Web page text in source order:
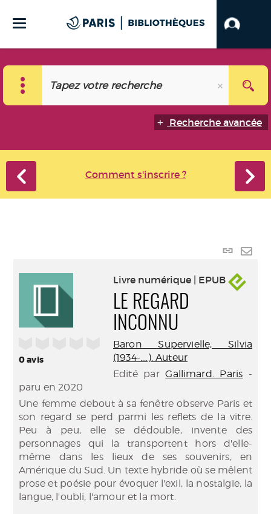
Recherche avancée
Comment s'inscrire ?
Lien
0avis
Livre numérique | EPUB
LE REGARD
INCONNU
Baron Supervielle, Silvia
(1934-....). Auteur
Edité parGallimard. Paris -
paru en 2020
Une femme debout à sa fenêtre observe Paris et
son regard se perd parmi les reflets de la vitre.
Peu à peu, elle se dédouble, invente des
personnages qui la transportent hors d'elle-
même dans les lieux de ses souvenirs, en
Amérique du Sud. Un texte hybride où se mêlent
prose et poésie pour évoquer l'exil, la nostalgie, la
langue, l'oubli, l'amour et la mort.